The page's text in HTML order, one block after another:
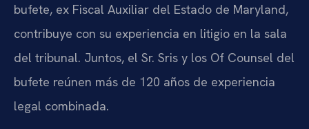
bufete, ex Fiscal Auxiliar del Estado de Maryland,
contribuye con su experiencia en litigio en la sala
del tribunal. Juntos, el Sr. Sris y los Of Counsel del
bufete reúnen más de 120 años de experiencia
legal combinada.